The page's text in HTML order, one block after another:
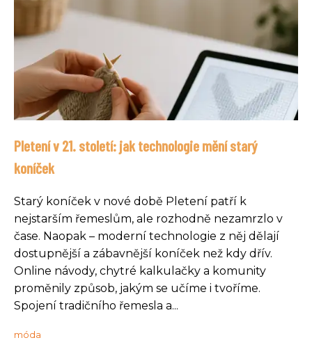
Pletení v 21. století: jak technologie mění starý
koníček
Starý koníček v nové době Pletení patří k
nejstarším řemeslům, ale rozhodně nezamrzlo v
čase. Naopak – moderní technologie z něj dělají
dostupnější a zábavnější koníček než kdy dřív.
Online návody, chytré kalkulačky a komunity
proměnily způsob, jakým se učíme i tvoříme.
Spojení tradičního řemesla a...
móda